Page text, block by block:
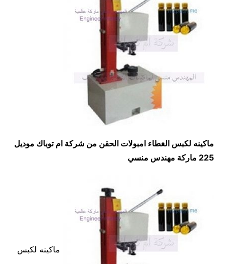
ماكينه لكبس الغطاء امبولات الحقن من شركة ام توباك موديل
225 ماركة مهندس منسي
ماكينه لكبس